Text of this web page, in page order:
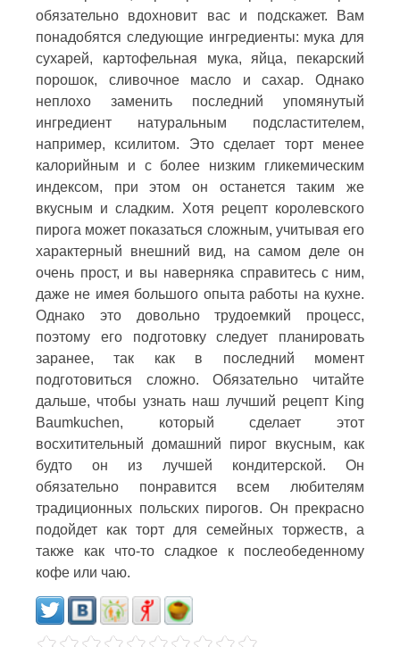
обязательно вдохновит вас и подскажет. Вам
понадобятся следующие ингредиенты: мука для
сухарей, картофельная мука, яйца, пекарский
порошок, сливочное масло и сахар. Однако
неплохо заменить последний упомянутый
ингредиент натуральным подсластителем,
например, ксилитом. Это сделает торт менее
калорийным и с более низким гликемическим
индексом, при этом он останется таким же
вкусным и сладким. Хотя рецепт королевского
пирога может показаться сложным, учитывая его
характерный внешний вид, на самом деле он
очень прост, и вы наверняка справитесь с ним,
даже не имея большого опыта работы на кухне.
Однако это довольно трудоемкий процесс,
поэтому его подготовку следует планировать
заранее, так как в последний момент
подготовиться сложно. Обязательно читайте
дальше, чтобы узнать наш лучший рецепт King
Baumkuchen, который сделает этот
восхитительный домашний пирог вкусным, как
будто он из лучшей кондитерской. Он
обязательно понравится всем любителям
традиционных польских пирогов. Он прекрасно
подойдет как торт для семейных торжеств, а
также как что-то сладкое к послеобеденному
кофе или чаю.